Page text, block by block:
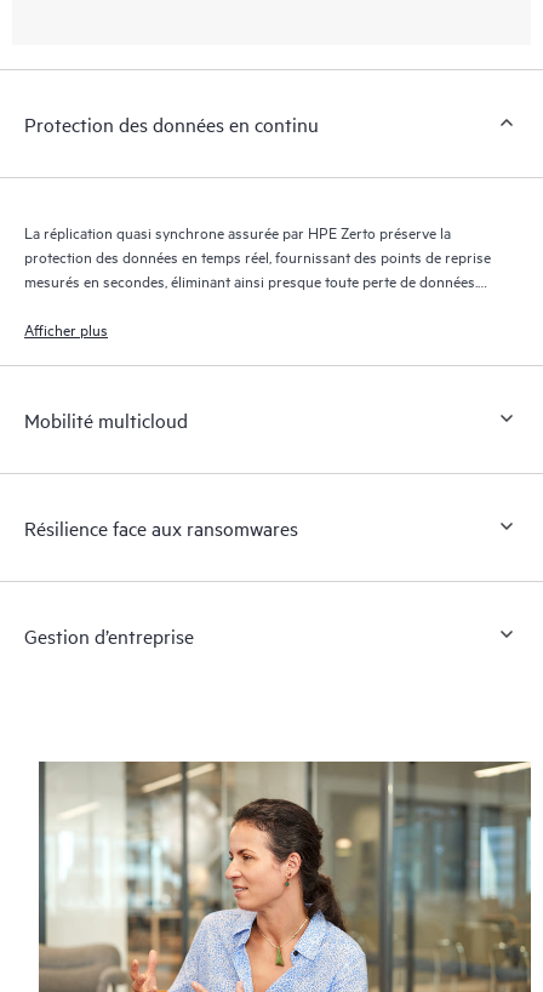
Protection des données en continu
La réplication quasi synchrone assurée par HPE Zerto préserve la
protection des données en temps réel, fournissant des points de reprise
mesurés en secondes, éliminant ainsi presque toute perte de données.
reprise pendant 30 jours maximum, offrant une reprise granulaire et
Afficher plus
Mobilité multicloud
Résilience face aux ransomwares
Gestion d’entreprise